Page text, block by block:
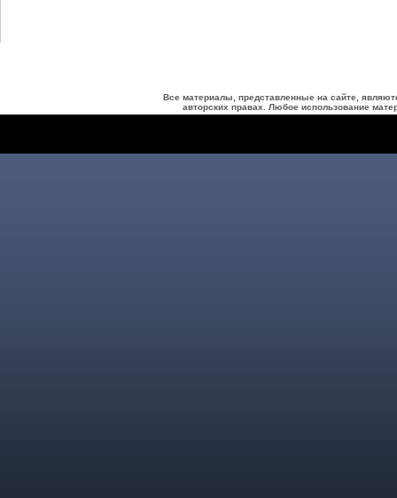
Все материалы, представленные на сайте,
авторских правах. Любое использование